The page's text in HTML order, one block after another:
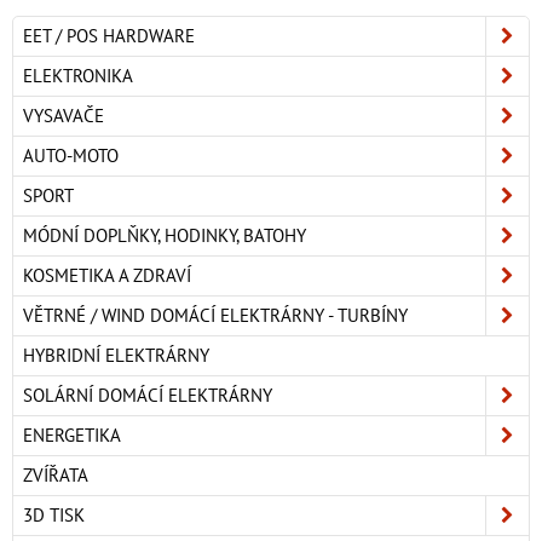
EET / POS HARDWARE
ELEKTRONIKA
VYSAVAČE
AUTO-MOTO
SPORT
MÓDNÍ DOPLŇKY, HODINKY, BATOHY
KOSMETIKA A ZDRAVÍ
VĚTRNÉ / WIND DOMÁCÍ ELEKTRÁRNY - TURBÍNY
HYBRIDNÍ ELEKTRÁRNY
SOLÁRNÍ DOMÁCÍ ELEKTRÁRNY
ENERGETIKA
ZVÍŘATA
3D TISK